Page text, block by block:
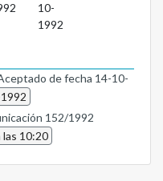
10-
1992
de fecha 14-10-
152/1992
las 10:20